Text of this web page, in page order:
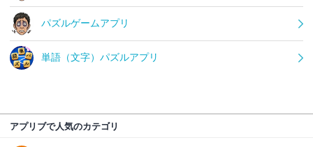
パズルゲームアプリ
単語（文字）パズルアプリ
アプリブで人気のカテゴリ